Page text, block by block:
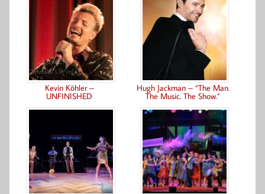
Kevin Köhler –
UNFINISHED
Hugh Jackman – “The Man.
The Music. The Show.”